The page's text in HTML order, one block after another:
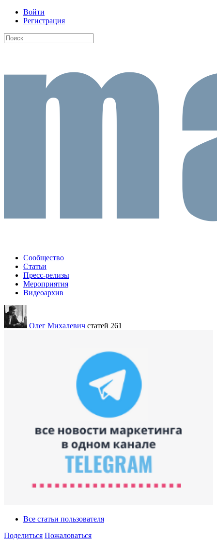
Войти
Регистрация
Сообщество
Статьи
Пресс-релизы
Мероприятия
Видеоархив
Олег Михалевич статей 261
Все статьи пользователя
Поделиться Пожаловаться